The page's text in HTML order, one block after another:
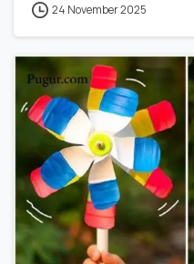
24 November 2025